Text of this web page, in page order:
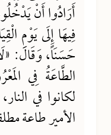
أَرَادُوا أَنْ
فِيهَا إِلَى يَوْمِ
حَسَنَاً، وَقَالَ:
الطَّاعَةُ فِي
لكانوا في
الأمير طاعة